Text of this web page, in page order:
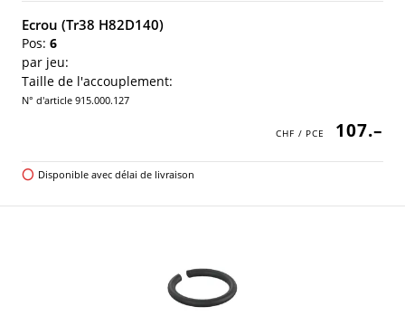
Ecrou (Tr38 H82D140)
Pos: 6
par jeu:
Taille de l'accouplement:
N° d'article 915.000.127
107.–
Disponible avec délai de livraison